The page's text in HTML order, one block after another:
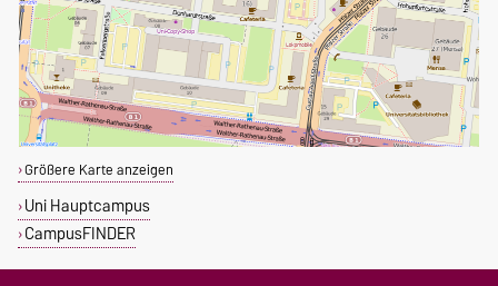
Größere Karte anzeigen
Uni Hauptcampus
CampusFINDER